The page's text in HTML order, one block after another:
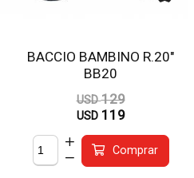
BACCIO BAMBINO R.20"
BB20
USD 129
USD 119
Comprar